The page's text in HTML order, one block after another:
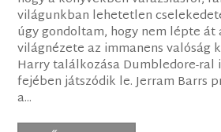
világunkban lehetetlen
úgy gondoltam, hogy nem lépte át
világnézete az immanens valóság
Harry találkozása Dumbledore-ral
fejében játszódik le. Jerram Barrs
a...